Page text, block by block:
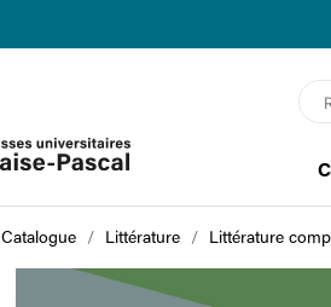
Catalogue Littérature Littérature